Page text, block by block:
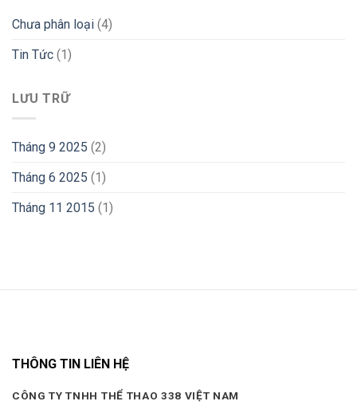
Chưa phân loại (4)
Tin Tức (1)
LƯU TRỮ
Tháng 9 2025 (2)
Tháng 6 2025 (1)
Tháng 11 2015 (1)
THÔNG TIN LIÊN HỆ
CÔNG TY TNHH THỂ THAO 338 VIỆT NAM